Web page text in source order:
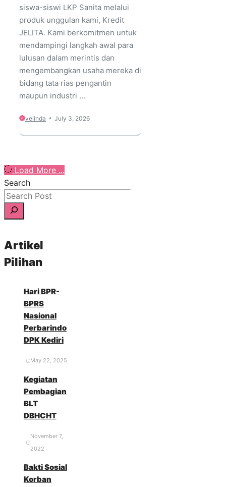
siswa-siswi LKP Sanita melalui
produk unggulan kami, Kredit
JELITA. Kami berkomitmen untuk
mendampingi langkah awal para
lulusan dalam merintis dan
mengembangkan usaha mereka di
bidang tata rias pengantin
maupun industri ...
velinda July 3, 2026
Load More ...
Search
Artikel
Pilihan
Hari BPR-
BPRS
Nasional
Perbarindo
DPK Kediri
May 22, 2025
Kegiatan
Pembagian
BLT
DBHCHT
November 7,
2022
Bakti Sosial
Korban